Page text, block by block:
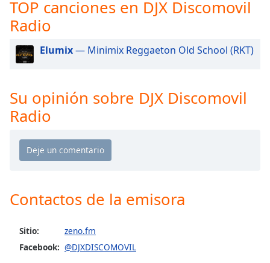
subtitles
settings
dialog
subtitles
off
Audio
Track
in-
Picture
Fullscreen
window.
Beginning
TOP canciones en DJX Discomovil
Radio
Elumix— Minimix Reggaeton Old School (RKT)
Su opinión sobre DJX Discomovil
Radio
Contactos de la emisora
Sitio:
zeno.fm
Facebook: @DJXDISCOMOVIL